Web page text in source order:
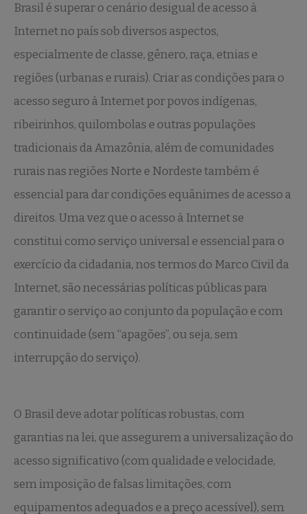
Brasil é superar o cenário desigual de acesso à
Internet no país sob diversos aspectos,
especialmente de classe, gênero, raça, etnias e
regiões (urbanas e rurais). Criar as condições para o
acesso seguro à Internet por povos indígenas,
ribeirinhos, quilombolas e outras populações
tradicionais da Amazônia, além de comunidades
rurais nas regiões Norte e Nordeste também é
essencial para dar condições equânimes de acesso a
direitos. Uma vez que o acesso à Internet se
constitui como serviço universal e essencial para o
exercício da cidadania, nos termos do Marco Civil da
Internet, são necessárias políticas públicas para
garantir o serviço ao conjunto da população e com
continuidade (sem “apagões”, ou seja, sem
interrupção do serviço).
O Brasil deve adotar políticas robustas, com
garantias na lei, que assegurem a universalização do
acesso significativo (com qualidade e velocidade,
sem imposição de falsas limitações, com
equipamentos adequados e a preço acessível), sem